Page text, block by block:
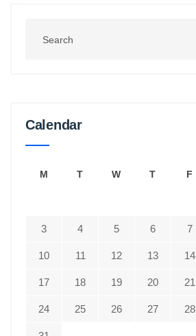
Calendar
M T W T F
3 4 5 6 7
10 11 12 13 14
17 18 19 20 21
24 25 26 27 28